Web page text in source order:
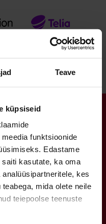
Teave
küpsiseid
funktsioonide
Edastame
kasutate, ka oma
kes
mida olete neile
teiepoolse teenuste
.ee